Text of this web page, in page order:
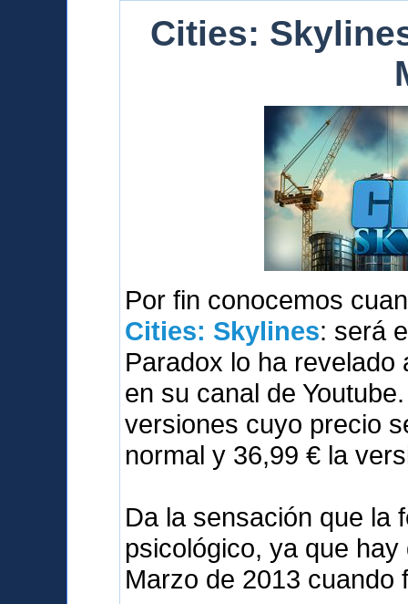
Cities:
Por fin conocemos
Cities: Skylines: será
Paradox lo ha
en su canal de
versiones cuyo precio
normal y 36,99 € la
Da la sensación que la
psicológico, ya que
Marzo de 2013